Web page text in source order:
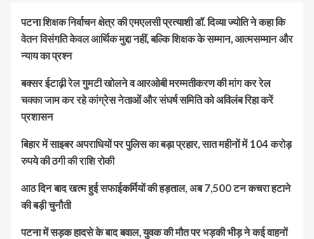
पटना शिक्षक निर्वाचन क्षेत्र की एमएलसी प्रत्याशी डॉ. दिव्या ज्योति ने कहा कि
वेतन विसंगति केवल आर्थिक मुद्दा नहीं, बल्कि शिक्षक के सम्मान, आत्मसम्मान और
न्याय का प्रश्न
बक्सर ईटाढ़ी रेल गुमटी खोलने व आरओबी मरम्मतीकरण की मांग कर रेल
चक्का जाम कर रहे कांग्रेस नेताओं और संघर्ष समिति को अविलंब रिहा करें
प्रशासन
बिहार में साइबर अपराधियों पर पुलिस का बड़ा प्रहार, सात महीनों में 104 करोड़
रुपये की ठगी की राशि रोकी
आठ दिन बाद खत्म हुई सफाईकर्मियों की हड़ताल, अब 7,500 टन कचरा हटाने
की बड़ी चुनौती
पटना में सड़क हादसे के बाद बवाल, युवक की मौत पर भड़की भीड़ ने कई वाहनों